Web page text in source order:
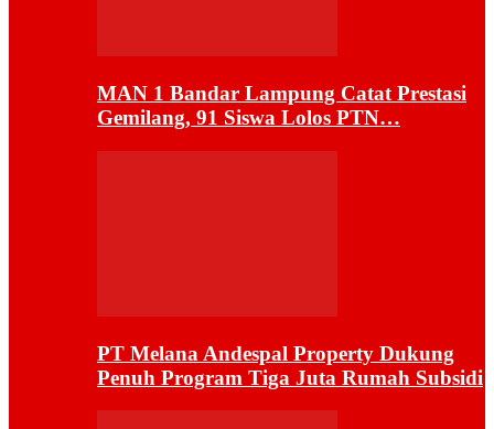
MAN 1 Bandar Lampung Catat Prestasi
Gemilang, 91 Siswa Lolos PTN…
PT Melana Andespal Property Dukung
Penuh Program Tiga Juta Rumah Subsidi